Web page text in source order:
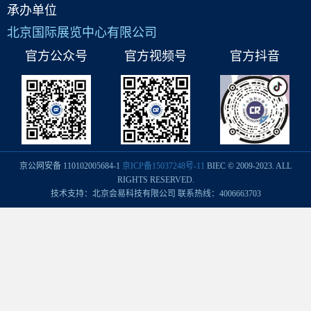
承办单位
北京国际展览中心有限公司
官方公众号
官方视频号 官方抖音
京公网安备 110102005684-1 京ICP备15037248号-11 BIEC © 2009-2023. ALL
RIGHTS RESERVED.
技术支持：北京会易科技有限公司 联系热线：4006663703